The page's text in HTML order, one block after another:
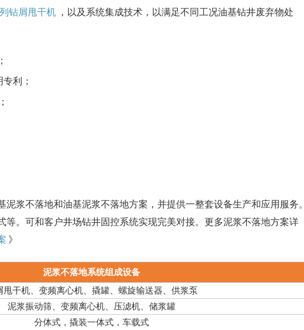
钻屑甩干机
，以及系统集成技术，以满足不同工况油基钻井废弃物处
利；
浆不落地和油基泥浆不落地方案，并提供一整套设备生产和应用服务。
。可和客户井场钻井固控系统实现完美对接。更多泥浆不落地方案详
》
泥浆不落地系统组成设备
甩干机、变频离心机、撬罐、螺旋输送器、供浆泵
泥浆振动筛、变频离心机、压滤机、储浆罐
分体式，撬装一体式，车载式